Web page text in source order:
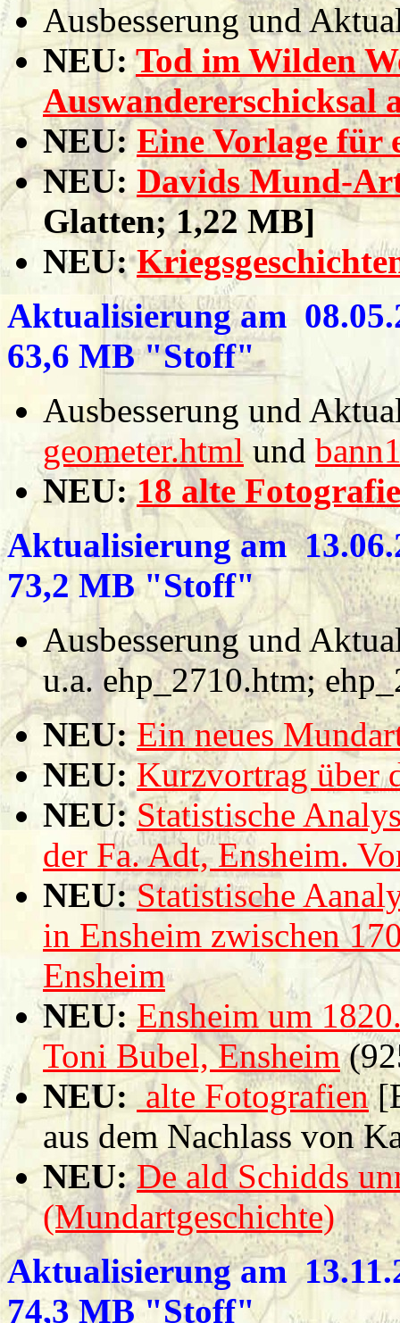
Ausbesserung und
NEU:Tod im Wilden
Auswandererschicksal
NEU:Eine Vorlage für
NEU: Davids Mund-
Glatten; 1,22 MB]
NEU:
Aktualisierung am
63,6 MB "Stoff"
Ausbesserung und
geometer.htmlund
NEU:18 alte
Aktualisierung am
73,2 MB "Stoff"
Ausbesserung und
u.a. ehp_2710.htm;
NEU:Ein neues
NEU:Kurzvortrag über
NEU:Statistische
der Fa. Adt, Ensheim.
NEU: Statistische
in Ensheim zwischen
Ensheim
NEU:Ensheim um
Toni Bubel, Ensheim
NEU:alte Fotografien
aus dem Nachlass von
NEU:De ald Schidds
(Mundartgeschichte)
Aktualisierung am
74,3 MB "Stoff"